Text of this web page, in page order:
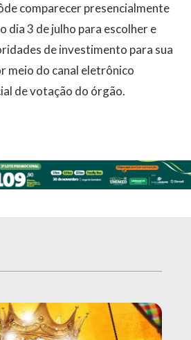
comparecer presencialmente
dia 3 de julho para escolher e
de investimento para sua
meio do canal eletrônico
de votação do órgão.